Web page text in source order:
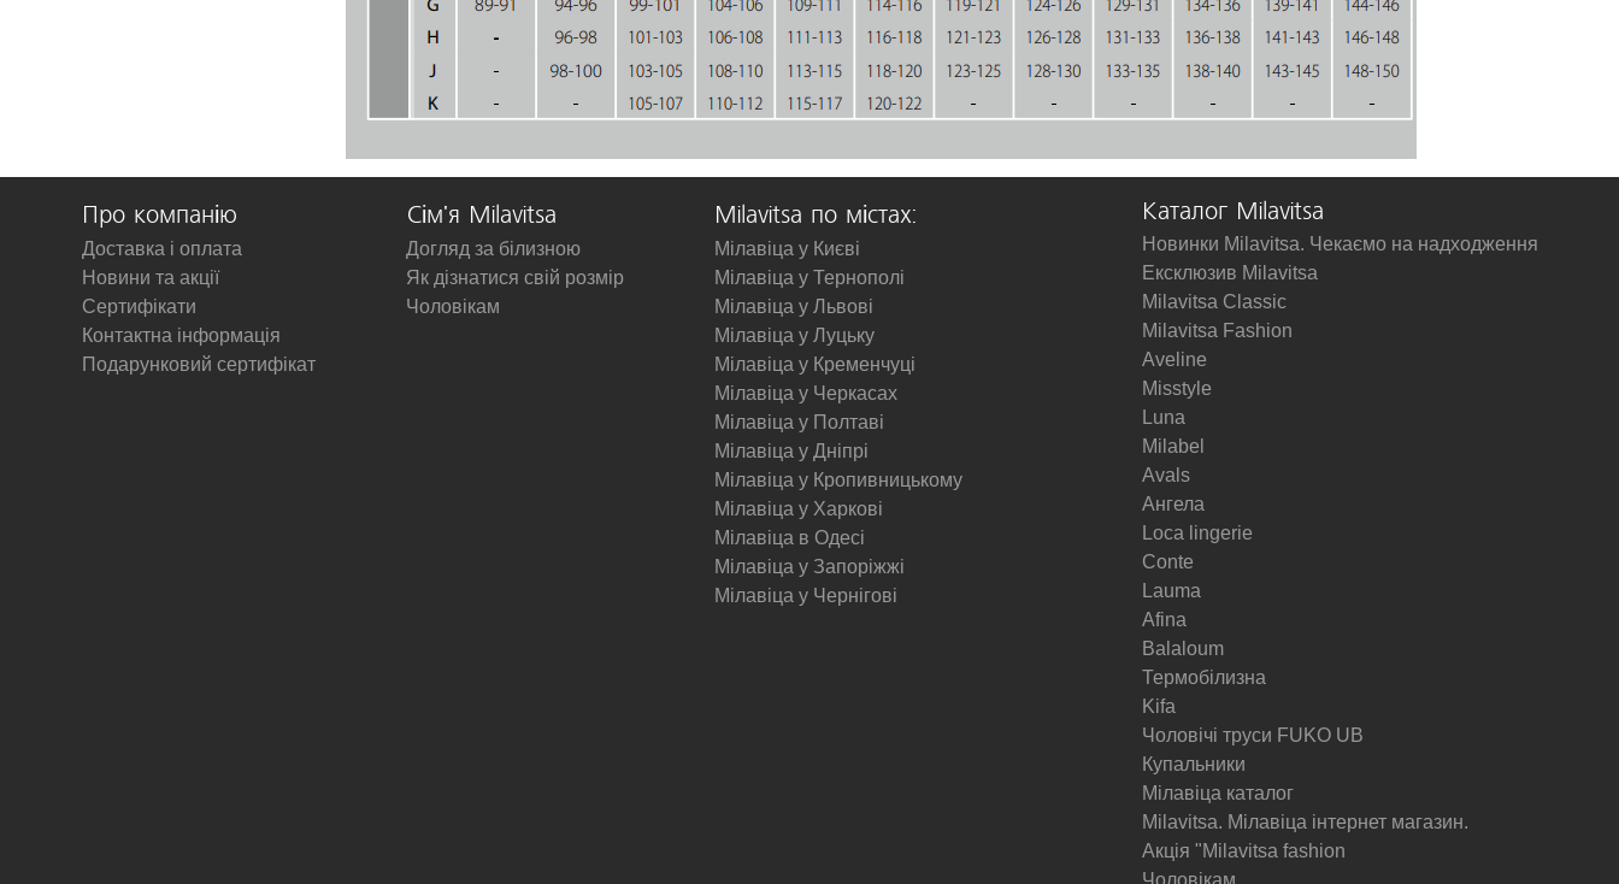
Про компанію
Доставка і оплата
Новини та акції
Сертифікати
Контактна інформація
Подарунковий сертифікат
Сім'я Milavitsa
Догляд за білизною
Як дізнатися свій розмір
Чоловікам
Milavitsa по містах:
Мілавіца у Києві
Мілавіца у Тернополі
Мілавіца у Львові
Мілавіца у Луцьку
Мілавіца у Кременчуці
Мілавіца у Черкасах
Мілавіца у Полтаві
Мілавіца у Дніпрі
Мілавіца у Кропивницькому
Мілавіца у Харкові
Мілавіца в Одесі
Мілавіца у Запоріжжі
Мілавіца у Чернігові
Каталог Milavitsa
Новинки Milavitsa. Чекаємо на надходження
Ексклюзив Milavitsa
Milavitsa Classic
Milavitsa Fashion
Aveline
Misstyle
Luna
Milabel
Avals
Ангела
Loca lingerie
Conte
Lauma
Afina
Balaloum
Термобілизна
Kifa
Чоловічі труси FUKO UB
Купальники
Мілавіца каталог
Milavitsa. Мілавіца інтернет магазин.
Акція "Milavitsa fashion
Чоловікам